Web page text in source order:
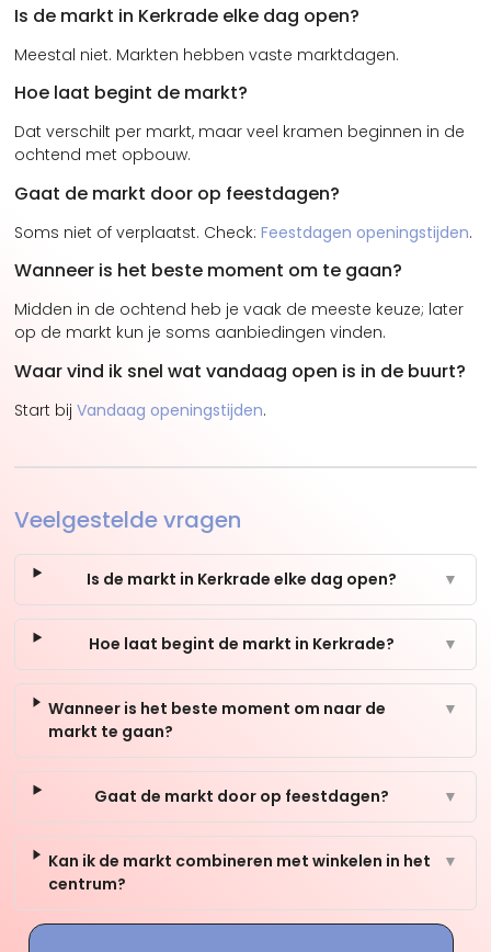
Is de markt in Kerkrade elke dag open?
Meestal niet. Markten hebben vaste marktdagen.
Hoe laat begint de markt?
Dat verschilt per markt, maar veel kramen beginnen in de
ochtend met opbouw.
Gaat de markt door op feestdagen?
Soms niet of verplaatst. Check:Feestdagen openingstijden.
Wanneer is het beste moment om te gaan?
Midden in de ochtend heb je vaak de meeste keuze; later
op de markt kun je soms aanbiedingen vinden.
Waar vind ik snel wat vandaag open is in de buurt?
Start bijVandaag openingstijden.
Veelgestelde vragen
Is de markt in Kerkrade elke dag open? ▼
Hoe laat begint de markt in Kerkrade? ▼
Wanneer is het beste moment om naar de
markt te gaan?
▼
Gaat de markt door op feestdagen? ▼
Kan ik de markt combineren met winkelen in het
centrum?
▼